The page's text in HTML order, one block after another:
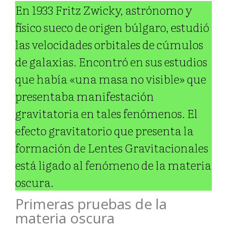
En 1933 Fritz Zwicky, astrónomo y
físico sueco de origen búlgaro, estudió
las velocidades orbitales de cúmulos
de galaxias. Encontró en sus estudios
que había «una masa no visible» que
presentaba manifestación
gravitatoria en tales fenómenos. El
efecto gravitatorio que presenta la
formación de Lentes Gravitacionales
está ligado al fenómeno de la materia
oscura.
Primeras pruebas de la
materia oscura